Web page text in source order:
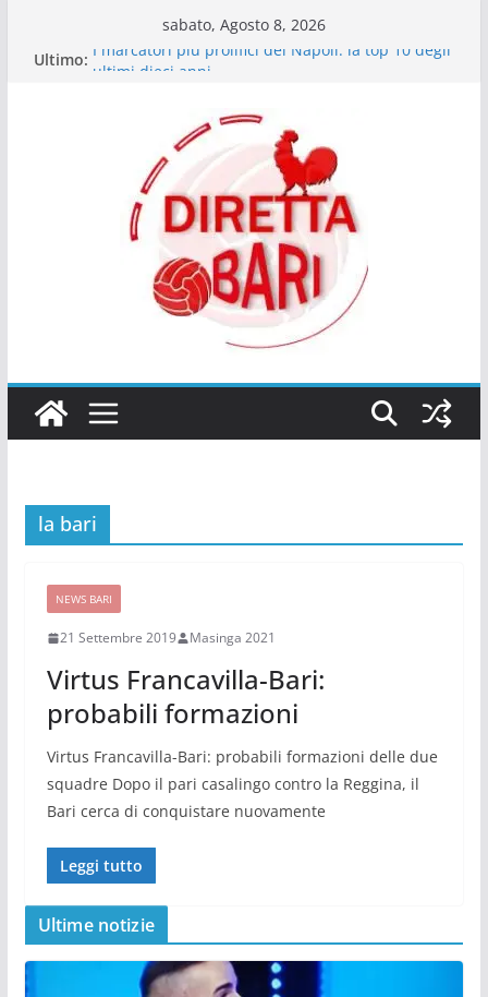
sabato, Agosto 8, 2026
Ultimo: I marcatori più prolifici del Napoli: la top 10 degli
Walid Cheddira da Serie A”
Il Napoli delle certezze: quando il dominio è una
questione di mentalità
Le emozioni più contrastanti dei tifosi del Napoli
in match decisivi
Giocatori che dal Sud sono arrivati in alto: il
ponte tra Serie C e Serie A
la bari
NEWS BARI
21 Settembre 2019 Masinga 2021
Virtus Francavilla-Bari:
probabili formazioni
Virtus Francavilla-Bari: probabili formazioni delle due
squadre Dopo il pari casalingo contro la Reggina, il
Bari cerca di conquistare nuovamente
Leggi tutto
Ultime notizie